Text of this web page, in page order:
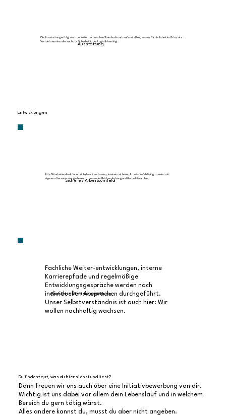
Die Ausstattung erfolgt nach neuesten technischen Standards und umfasst alles, was es für die Arbeit im Büro, als
Vertrieb remote oder auch zur Sicherheit in der Logistik benötigt.
Ausstattung
Entwicklungen
Alle Mitarbeitenden können sich darauf verlassen, in einem sicheren Arbeitsumfeld tätig zu sein - mit
eigenem Verantwortungs-bereich, passender Rückendeckung und flache Hierarchien.
Sicheres Arbeitsumfeld
Fachliche Weiter-entwicklungen, interne
Karrierepfade und regelmäßige
Entwicklungsgespräche werden nach
individuellen Absprachen durchgeführt.
Unser Selbstverständnis ist auch hier: Wir
wollen nachhaltig wachsen.
Fachliche Weiterentwicklung
Du findest gut, was du hier siehst und liest?
Dann freuen wir uns auch über eine Initiativbewerbung von dir.
Wichtig ist uns dabei vor allem dein Lebenslauf und in welchem
Bereich du gern tätig wärst.
Alles andere kannst du, musst du aber nicht angeben.